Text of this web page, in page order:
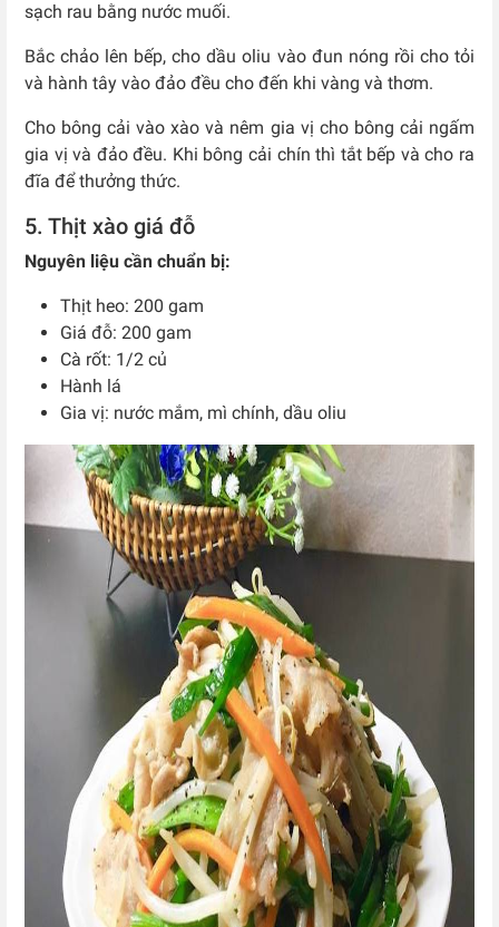
sạch rau bằng nước muối.
Bắc chảo lên bếp, cho dầu oliu vào đun nóng rồi cho tỏi
và hành tây vào đảo đều cho đến khi vàng và thơm.
Cho bông cải vào xào và nêm gia vị cho bông cải ngấm
gia vị và đảo đều. Khi bông cải chín thì tắt bếp và cho ra
đĩa để thưởng thức.
5. Thịt xào giá đỗ
Nguyên liệu cần chuẩn bị:
Thịt heo: 200 gam
Giá đỗ: 200 gam
Cà rốt: 1/2 củ
Hành lá
Gia vị: nước mắm, mì chính, dầu oliu